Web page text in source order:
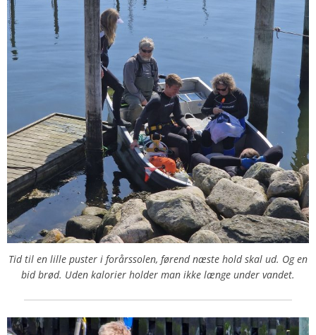
Tid til en lille puster i forårssolen, førend næste hold skal ud. Og en
bid brød. Uden kalorier holder man ikke længe under vandet.